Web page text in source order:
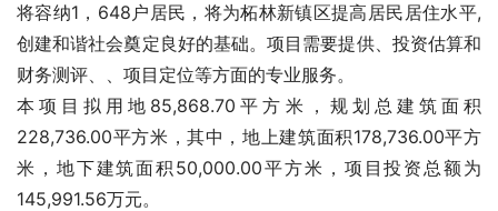
将容纳1，648户居民，将为柘林新镇区提高居民居住水平,
创建和谐社会奠定良好的基础。项目需要提供、投资估算和
财务测评、 、项目定位等方面的专业服务。
本项目拟用地85,868.70平方米，规划总建筑面积
228,736.00平方米，其中，地上建筑面积178,736.00平方
米，地下建筑面积50,000.00平方米，项目投资总额为
145,991.56万元。